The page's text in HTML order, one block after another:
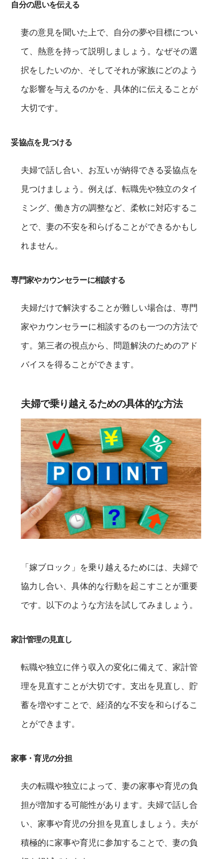
自分の思いを伝える
妻の意見を聞いた上で、自分の夢や目標につい
て、熱意を持って説明しましょう。なぜその選
択をしたいのか、そしてそれが家族にどのよう
な影響を与えるのかを、具体的に伝えることが
大切です。
妥協点を見つける
夫婦で話し合い、お互いが納得できる妥協点を
見つけましょう。例えば、転職先や独立のタイ
ミング、働き方の調整など、柔軟に対応するこ
とで、妻の不安を和らげることができるかもし
れません。
専門家やカウンセラーに相談する
夫婦だけで解決することが難しい場合は、専門
家やカウンセラーに相談するのも一つの方法で
す。第三者の視点から、問題解決のためのアド
バイスを得ることができます。
夫婦で乗り越えるための具体的な方法
「嫁ブロック」を乗り越えるためには、夫婦で
協力し合い、具体的な行動を起こすことが重要
です。以下のような方法を試してみましょう。
家計管理の見直し
転職や独立に伴う収入の変化に備えて、家計管
理を見直すことが大切です。支出を見直し、貯
蓄を増やすことで、経済的な不安を和らげるこ
とができます。
家事・育児の分担
夫の転職や独立によって、妻の家事や育児の負
担が増加する可能性があります。夫婦で話し合
い、家事や育児の分担を見直しましょう。夫が
積極的に家事や育児に参加することで、妻の負